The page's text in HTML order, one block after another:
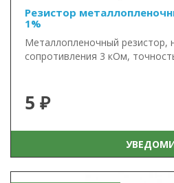
Резистор
1%
Металлопленочный резистор,
сопротивления 3 кОм,
5 ₽